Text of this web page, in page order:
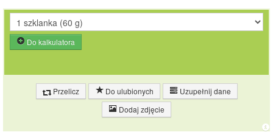
Do kalkulatora
Przelicz Do ulubionych
Uzupełnij dane
Dodaj zdjęcie